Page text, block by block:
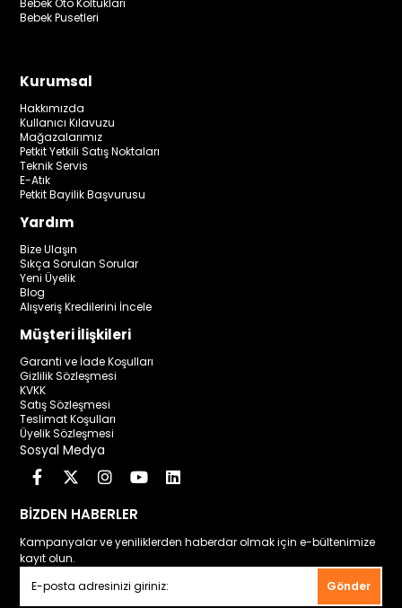
Bebek Oto Koltukları
Bebek Pusetleri
Kurumsal
Hakkımızda
Kullanıcı Kılavuzu
Mağazalarımız
Petkit Yetkili Satış Noktaları
Teknik Servis
E-Atık
Petkit Bayilik Başvurusu
Yardım
Bize Ulaşın
Sıkça Sorulan Sorular
Yeni Üyelik
Blog
Alışveriş Kredilerini İncele
Müşteri İlişkileri
Garanti ve İade Koşulları
Gizlilik Sözleşmesi
KVKK
Satış Sözleşmesi
Teslimat Koşulları
Üyelik Sözleşmesi
Sosyal Medya
BİZDEN HABERLER
Kampanyalar ve yeniliklerden haberdar olmak için e-bültenimize
kayıt olun.
Gönder